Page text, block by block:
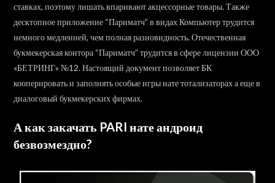
ставках, поэтому лишать впаривают акцессорные товары. Также
десктопное приложение “Париматч” в видах Компьютер трудится
немного медленней, чем полная разновидность. Отечественная
букмекерская контора “Париматч” трудится в сфере лицензии ООО
«БЕТРИНГ» №12. Настоящий документ позволяет БК
кооперировать и заполнять особые игры нате тотализаторах а еще в
диалоговый букмекерских фирмах.
А как закачать PARI нате андроид
безвозмездно?